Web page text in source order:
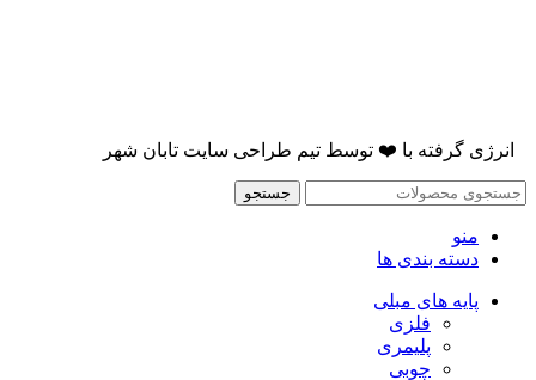
انرژی گرفته با ❤️ توسط تیم طراحی سایت تابان شهر
جستجو
منو
دسته بندی ها
پایه های مبلی
فلزی
پلیمری
چوبی